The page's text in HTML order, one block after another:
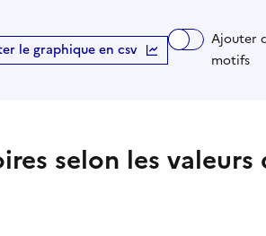
le graphique en csv
Ajouter
motifs
selon les